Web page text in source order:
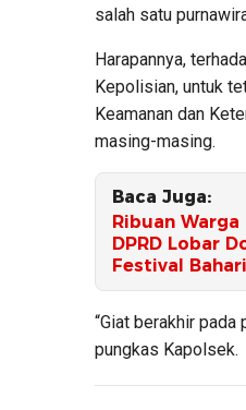
salah satu
Harapannya,
Kepolisian, untuk
Keamanan dan
masing-masing.
Baca Juga:
Ribuan
DPRD Lobar
Festival
“Giat berakhir pada
pungkas Kapolsek.